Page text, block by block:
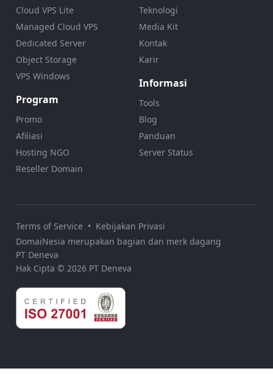
Cloud VPS Lite
Managed Cloud VPS
Dedicated Server
Object Storage
VPS Windows
Program
Promo
Afiliasi
Hosting NGO
Reseller Domain
Teknologi
Media Kit
Kontak
Karir
Informasi
Tools
Blog
Panduan
Server Status
Terms of Service • Kebijakan Privasi
DomaiNesia merupakan bagian dan merk dagang
PT Deneva
Hak Cipta © 2026 PT Deneva